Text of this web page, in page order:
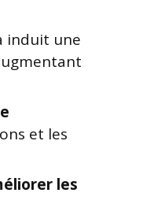
induit une
et les
les